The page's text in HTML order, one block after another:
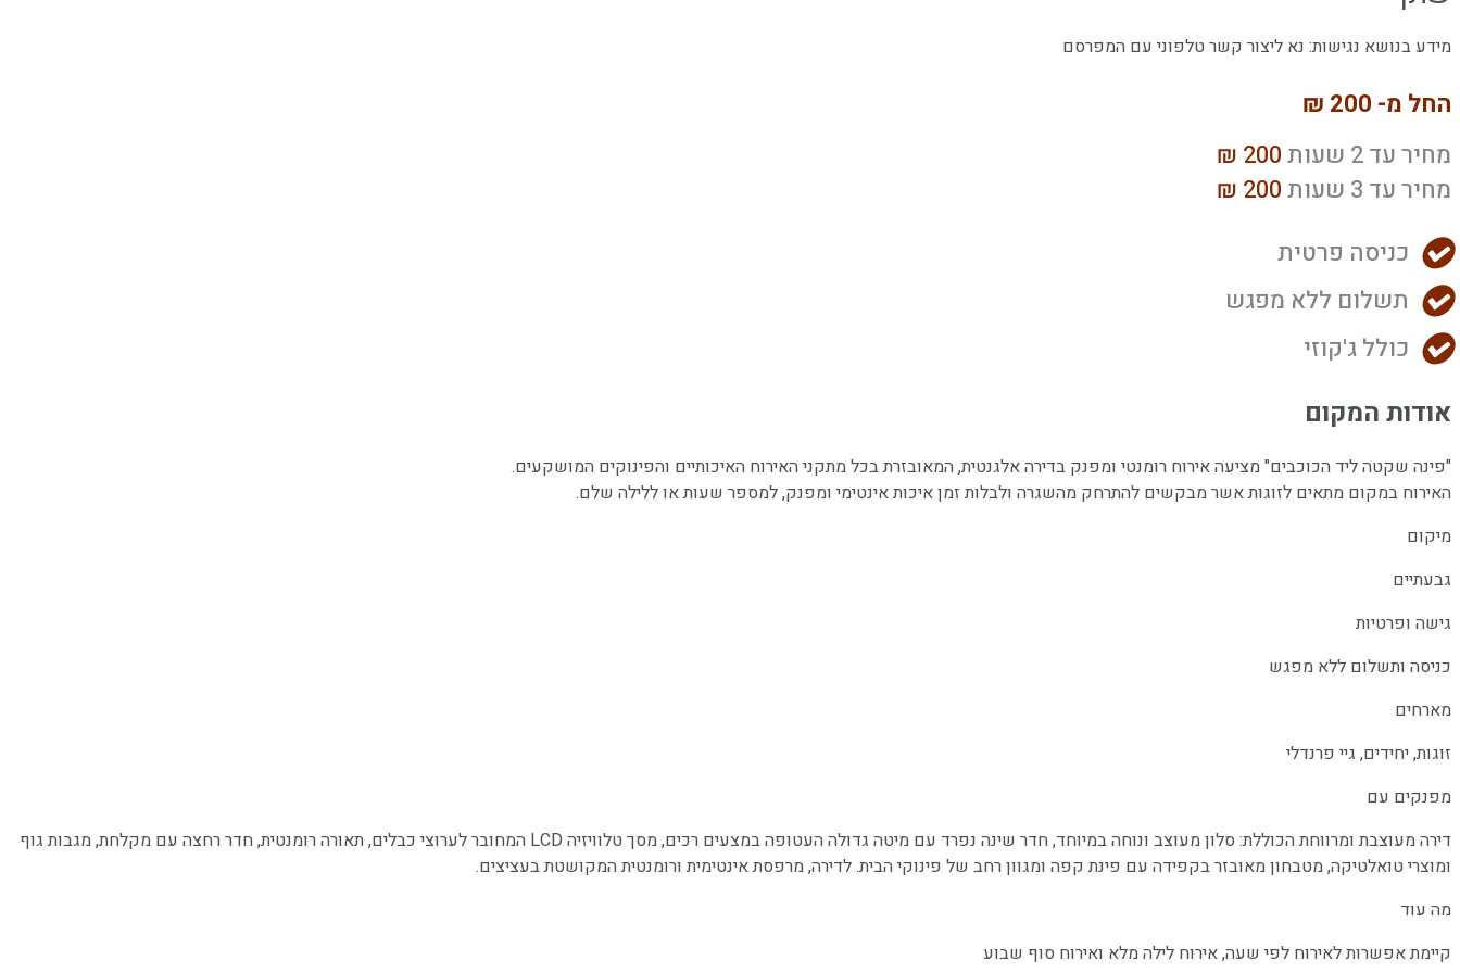
מידע בנושא נגישות: נא ליצור קשר טלפוני עם המפרסם
החל מ- 200 ₪
מחיר עד 2 שעות
200 ₪
מחיר עד 3 שעות
200 ₪
כניסה פרטית
תשלום ללא מפגש
כולל ג'קוזי
אודות המקום
"פינה שקטה ליד הכוכבים" מציעה אירוח רומנטי ומפנק בדירה אלגנטית, המאובזרת בכל מתקני האירוח האיכותיים והפינוקים המושקעים.
האירוח במקום מתאים לזוגות אשר מבקשים להתרחק מהשגרה ולבלות זמן איכות אינטימי ומפנק, למספר שעות או ללילה שלם.
מיקום
גבעתיים
גישה ופרטיות
כניסה ותשלום ללא מפגש
מארחים
זוגות, יחידים, גיי פרנדלי
מפנקים עם
דירה מעוצבת ומרווחת הכוללת: סלון מעוצב ונוחה במיוחד, חדר שינה נפרד עם מיטה גדולה העטופה במצעים רכים, מסך טלוויזיה LCD המחובר לערוצי כבלים, תאורה רומנטית, חדר רחצה עם מקלחת, מגבות גוף
ומוצרי טואלטיקה, מטבחון מאובזר בקפידה עם פינת קפה ומגוון רחב של פינוקי הבית. לדירה, מרפסת אינטימית ורומנטית המקושטת בעציצים.
מה עוד
קיימת אפשרות לאירוח לפי שעה, אירוח לילה מלא ואירוח סוף שבוע